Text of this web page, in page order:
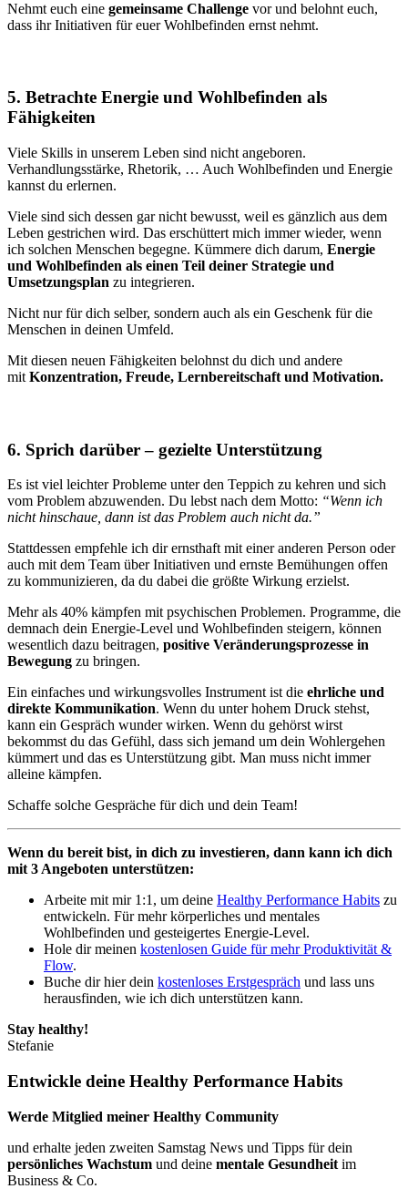
Nehmt euch eine gemeinsame Challenge vor und belohnt euch,
dass ihr Initiativen für euer Wohlbefinden ernst nehmt.
5. Betrachte Energie und Wohlbefinden als
Fähigkeiten
Viele Skills in unserem Leben sind nicht angeboren.
Verhandlungsstärke, Rhetorik, … Auch Wohlbefinden und Energie
kannst du erlernen.
Viele sind sich dessen gar nicht bewusst, weil es gänzlich aus dem
Leben gestrichen wird. Das erschüttert mich immer wieder, wenn
ich solchen Menschen begegne. Kümmere dich darum, Energie
und Wohlbefinden als einen Teil deiner Strategie und
Umsetzungsplan zu integrieren.
Nicht nur für dich selber, sondern auch als ein Geschenk für die
Menschen in deinen Umfeld.
Mit diesen neuen Fähigkeiten belohnst du dich und andere
mit Konzentration, Freude, Lernbereitschaft und Motivation.
6. Sprich darüber – gezielte Unterstützung
Es ist viel leichter Probleme unter den Teppich zu kehren und sich
vom Problem abzuwenden. Du lebst nach dem Motto: “Wenn ich
nicht hinschaue, dann ist das Problem auch nicht da.”
Stattdessen empfehle ich dir ernsthaft mit einer anderen Person oder
auch mit dem Team über Initiativen und ernste Bemühungen offen
zu kommunizieren, da du dabei die größte Wirkung erzielst.
Mehr als 40% kämpfen mit psychischen Problemen. Programme, die
demnach dein Energie-Level und Wohlbefinden steigern, können
wesentlich dazu beitragen, positive Veränderungsprozesse in
Bewegung zu bringen.
Ein einfaches und wirkungsvolles Instrument ist die ehrliche und
direkte Kommunikation. Wenn du unter hohem Druck stehst,
kann ein Gespräch wunder wirken. Wenn du gehörst wirst
bekommst du das Gefühl, dass sich jemand um dein Wohlergehen
kümmert und das es Unterstützung gibt. Man muss nicht immer
alleine kämpfen.
Schaffe solche Gespräche für dich und dein Team!
Wenn du bereit bist, in dich zu investieren, dann kann ich dich
mit 3 Angeboten unterstützen:
Arbeite mit mir 1:1, um deine Healthy Performance Habits zu
entwickeln. Für mehr körperliches und mentales
Wohlbefinden und gesteigertes Energie-Level.
Hole dir meinen kostenlosen Guide für mehr Produktivität &
Flow.
Buche dir hier dein kostenloses Erstgespräch und lass uns
herausfinden, wie ich dich unterstützen kann.
Stay healthy!
Stefanie
Entwickle deine Healthy Performance Habits
Werde Mitglied meiner Healthy Community
und erhalte jeden zweiten Samstag News und Tipps für dein
persönliches Wachstum und deine mentale Gesundheit im
Business & Co.